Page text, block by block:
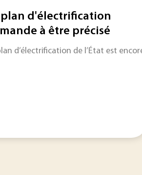
les jours et les semaines à
réservoirs de carbone. Leur
plan d'électrification
à être précisé
d’électrification de l’État est